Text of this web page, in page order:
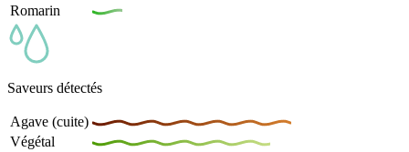
Romarin
Saveurs détectés
Agave (cuite)
Végétal